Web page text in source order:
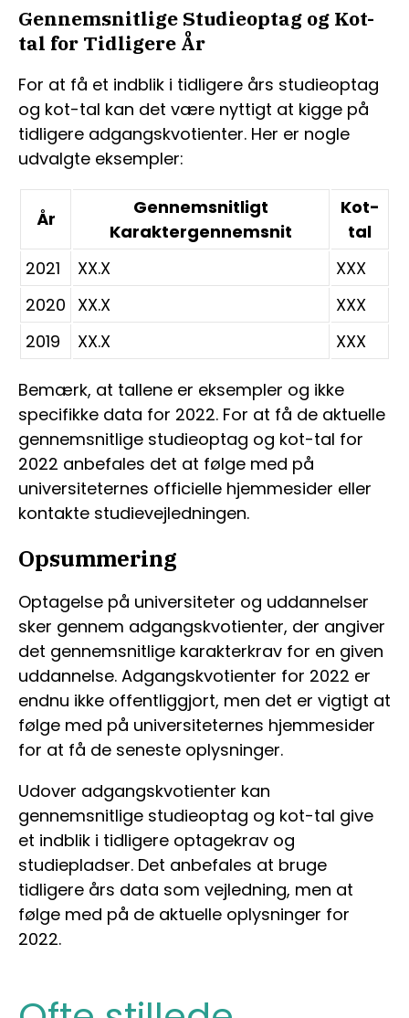
Gennemsnitlige Studieoptag og Kot-
tal for Tidligere År
For at få et indblik i tidligere års studieoptag
og kot-tal kan det være nyttigt at kigge på
tidligere adgangskvotienter. Her er nogle
udvalgte eksempler:
År
Gennemsnitligt
Karaktergennemsnit
Kot-
tal
2021
XX.X
XXX
2020 XX.X
XXX
2019
XX.X XXX
Bemærk, at tallene er eksempler og ikke
specifikke data for 2022. For at få de aktuelle
gennemsnitlige studieoptag og kot-tal for
2022 anbefales det at følge med på
universiteternes officielle hjemmesider eller
kontakte studievejledningen.
Opsummering
Optagelse på universiteter og uddannelser
sker gennem adgangskvotienter, der angiver
det gennemsnitlige karakterkrav for en given
uddannelse. Adgangskvotienter for 2022 er
endnu ikke offentliggjort, men det er vigtigt at
følge med på universiteternes hjemmesider
for at få de seneste oplysninger.
Udover adgangskvotienter kan
gennemsnitlige studieoptag og kot-tal give
et indblik i tidligere optagekrav og
studiepladser. Det anbefales at bruge
tidligere års data som vejledning, men at
følge med på de aktuelle oplysninger for
2022.